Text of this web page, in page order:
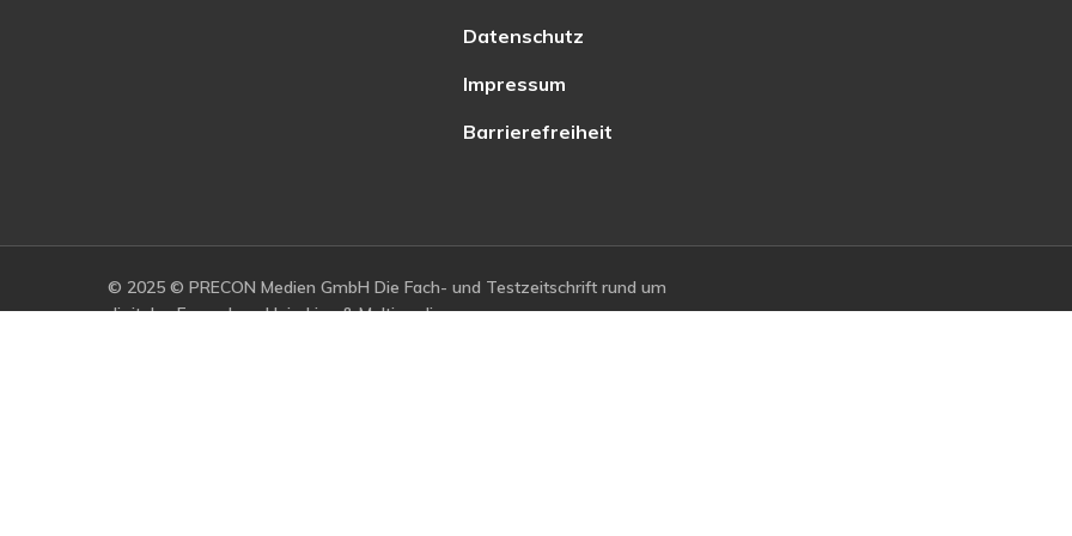
Datenschutz
Impressum
Barrierefreiheit
© 2025 © PRECON Medien GmbH Die Fach- und Testzeitschrift rund um
digitales Fernsehen, Heimkino & Multimedia.